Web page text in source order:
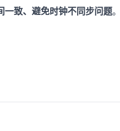
一致、避免时钟不同步问题